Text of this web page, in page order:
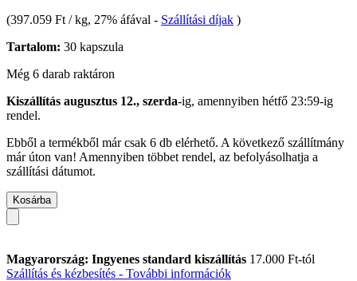
(397.059 Ft / kg, 27% áfával - Szállítási díjak )
Tartalom: 30 kapszula
Még 6 darab raktáron
Kiszállítás augusztus 12., szerda-ig, amennyiben hétfő 23:59-ig
rendel.
Ebből a termékből már csak 6 db elérhető. A következő szállítmány
már úton van! Amennyiben többet rendel, az befolyásolhatja a
szállítási dátumot.
Kosárba
Magyarország: Ingyenes standard kiszállítás 17.000 Ft-tól
Szállítás és kézbesítés - További információk